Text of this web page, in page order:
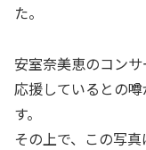
た。
安室奈美恵のコン
応援しているとの
す。
その上で、この写